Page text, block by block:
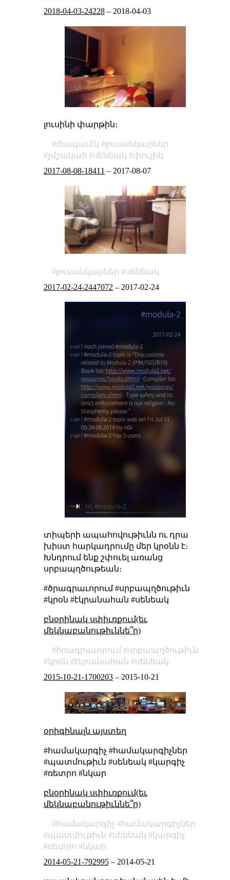
2018-04-03-24228– 2018-04-03
լուսինի փարթին։
ժապաւէն
լուսանկարներ
չմշակած
սենեակ
փուչիկ
2017-08-08-18411 – 2017-08-07
լուսանկարներ
սենեակ
2017-02-24-2447072 – 2017-02-24
տիպերի ապահովութիւնն ու դրա
խիստ հարկադրումը մեր կրօնն է։
Խնդրում ենք շփուել առանց
սրբապղծութեան։
#ծրագրաւորում #սրբապղծութիւն
#կրօն #էկրանահան #սենեակ
բնօրինակ սփիւռքում(եւ
մեկնաբանութիւննե՞ր)
ծրագրաւորում
սրբապղծութիւն
կրօն
էկրանահան
սենեակ
2015-10-21-1700203– 2015-10-21
օրիգինալն այստեղ
#համակարգիչ #համակարգիչներ
#պատմութիւն #սենեակ #կարգիչ
#ռետրո #նկար
բնօրինակ սփիւռքում(եւ
մեկնաբանութիւննե՞ր)
համակարգիչ
համակարգիչներ
պատմութիւն
սենեակ
կարգիչ
ռետրո
նկար
2014-05-21-792995– 2014-05-21